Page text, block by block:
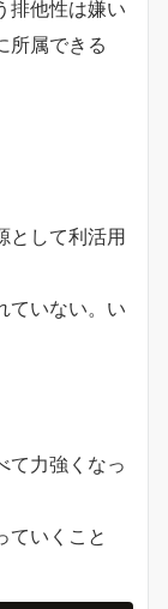
排他性は嫌い
所属できる
として利活用
ていない。い
て力強くなっ
ていくこと